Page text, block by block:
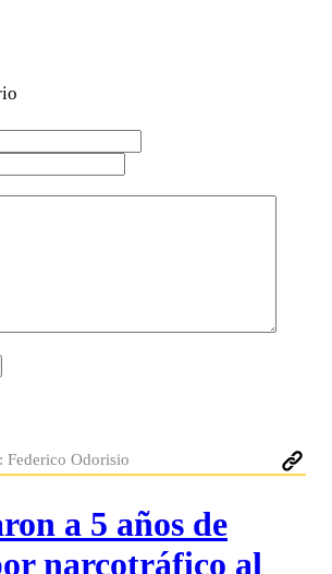
Federico Odorisio
a 5 años de
narcotráfico al